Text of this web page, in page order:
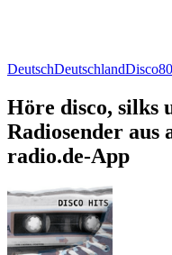
DeutschDeutschlandDisco
Höre disco, silks
Radiosender
radio.de-App